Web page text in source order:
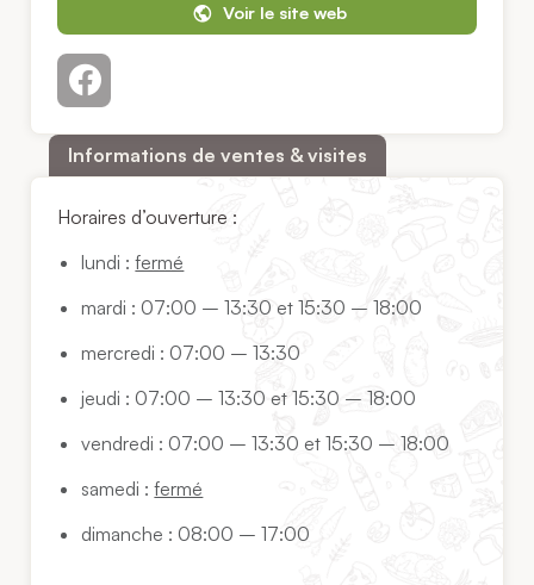
Voir le site web
Informations de ventes & visites
Horaires d’ouverture :
lundi :fermé
mardi : 07:00 – 13:30 et 15:30 – 18:00
mercredi : 07:00 – 13:30
jeudi : 07:00 – 13:30 et 15:30 – 18:00
vendredi : 07:00 – 13:30 et 15:30 – 18:00
samedi :fermé
dimanche : 08:00 – 17:00